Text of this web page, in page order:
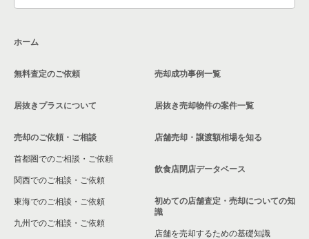
大阪市鶴見区の飲食店の居抜き売却物件の案件一覧
大阪市浪速区の飲食店の居抜き売却物件の案件一覧
八尾市の飲食店の居抜き売却物件の案件一覧
大東市の飲食店の居抜き売却物件の案件一覧
箕面市の飲食店の居抜き売却物件の案件一覧
大阪市淀川区の飲食店の居抜き売却物件の案件一覧
ホーム
無料査定のご依頼
居抜きプラスについて
売却のご依頼・ご相談
首都圏でのご相談・ご依頼
関西でのご相談・ご依頼
東海でのご相談・ご依頼
九州でのご相談・ご依頼
売却成功事例一覧
居抜き売却物件の案件一覧
店舗売却・譲渡額相場を知る
飲食店閉店データベース
初めての店舗査定・売却についての知
識
店舗を売却するための基礎知識